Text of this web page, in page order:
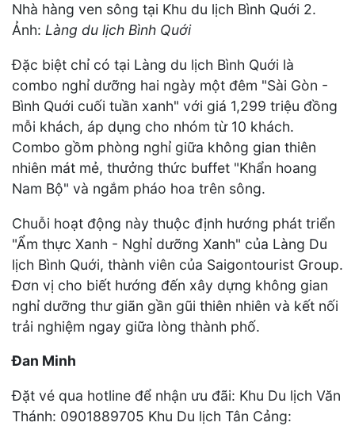
Nhà hàng ven sông tại Khu du lịch Bình Quới 2.
Ảnh: Làng du lịch Bình Quới
Đặc biệt chỉ có tại Làng du lịch Bình Quới là
combo nghỉ dưỡng hai ngày một đêm "Sài Gòn -
Bình Quới cuối tuần xanh" với giá 1,299 triệu đồng
mỗi khách, áp dụng cho nhóm từ 10 khách.
Combo gồm phòng nghỉ giữa không gian thiên
nhiên mát mẻ, thưởng thức buffet "Khẩn hoang
Nam Bộ" và ngắm pháo hoa trên sông.
Chuỗi hoạt động này thuộc định hướng phát triển
"Ẩm thực Xanh - Nghỉ dưỡng Xanh" của Làng Du
lịch Bình Quới, thành viên của Saigontourist Group.
Đơn vị cho biết hướng đến xây dựng không gian
nghỉ dưỡng thư giãn gần gũi thiên nhiên và kết nối
trải nghiệm ngay giữa lòng thành phố.
Đan Minh
Đặt vé qua hotline để nhận ưu đãi: Khu Du lịch Văn
Thánh: 0901889705 Khu Du lịch Tân Cảng: